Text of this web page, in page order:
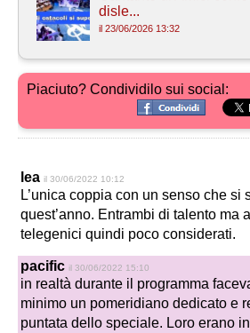
disle...
il 23/06/2026 13:32
Piaciuto? Condividilo sui social:
lea il 30/06/2022 10:12
L’unica coppia con un senso che si
quest’anno. Entrambi di talento ma
telegenici quindi poco considerati.
pacific il 30/06/2022 15:10
in realtà durante il programma
minimo un pomeridiano dedicato e
puntata dello speciale. Loro erano